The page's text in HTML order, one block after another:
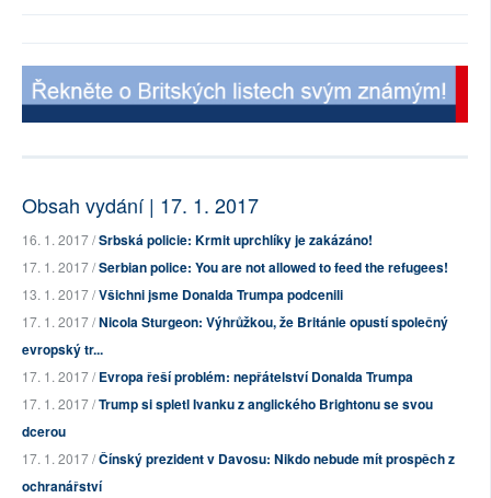
Obsah vydání | 17. 1. 2017
16. 1. 2017 /Srbská policie: Krmit uprchlíky je zakázáno!
17. 1. 2017 /Serbian police: You are not allowed to feed the refugees!
13. 1. 2017 /Všichni jsme Donalda Trumpa podcenili
17. 1. 2017 /Nicola Sturgeon: Výhrůžkou, že Británie opustí společný
evropský tr...
17. 1. 2017 /Evropa řeší problém: nepřátelství Donalda Trumpa
17. 1. 2017 /Trump si spletl Ivanku z anglického Brightonu se svou
dcerou
17. 1. 2017 /Čínský prezident v Davosu: Nikdo nebude mít prospěch z
ochranářství